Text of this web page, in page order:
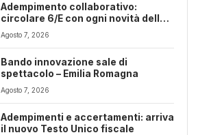
Adempimento collaborativo:
circolare 6/E con ogni novità della
riforma fiscale
Agosto 7, 2026
Bando innovazione sale di
spettacolo – Emilia Romagna
Agosto 7, 2026
Adempimenti e accertamenti: arriva
il nuovo Testo Unico fiscale